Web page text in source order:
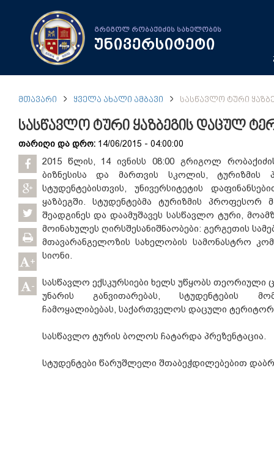
გრიგოლ რობაქიძის სახელობის
უნივერსიტეტი
ᲛᲗᲐᲕᲐᲠᲘ ᲧᲕᲔᲚᲐ ᲐᲮᲐᲚᲘ ᲐᲛᲑᲐᲕᲘ ᲡᲐᲡᲬᲐᲕᲚᲝ ᲢᲣᲠᲘ
სასწავლო ტური ყაზბეგის დაცულ
თარიღი და დრო: 14/06/2015 - 04:00:00
+
-
2015 წლის, 14 ივნისს 08:00 გრიგოლ
ბიზნესისა და მართვის სკოლის,
სტუდენტებისთვის, უნივერსიტეტის
ყაზბეგში. სტუდენტებმა ტურიზმის პროფესორ
შეადგინეს და დაამუშავეს სასწავლო ტური,
მოინახულეს ღირსშესანიშნაობები: გერგეთის
მთავარანგელოზის სახელობის სამონასტრო
სიონი.
სასწავლო ექსკურსიები ხელს უწყობს თეორიული
უნარის განვითარებას, სტუდენტების
ჩამოყალიბებას, საქართველოს დაცული
სასწავლო ტურის ბოლოს ჩატარდა პრეზენტაცია.
სტუდენტები წარუშლელი შთაბეჭდილებებით